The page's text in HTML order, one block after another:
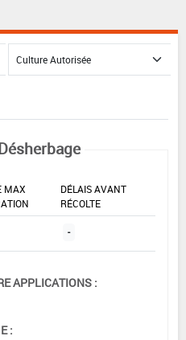
MAX
DÉLAIS AVANT
RÉCOLTE
-
APPLICATIONS :
: